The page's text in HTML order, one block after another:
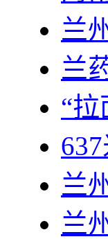
兰
兰
“
兰
兰